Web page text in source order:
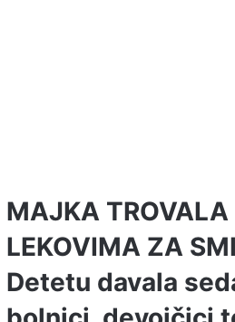
MAJKA TROVALA
LEKOVIMA ZA
Detetu davala